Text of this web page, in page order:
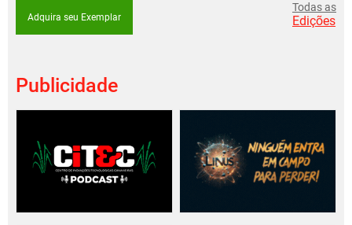
Adquira seu Exemplar
Todas as
Edições
Publicidade